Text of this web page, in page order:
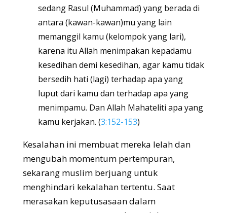
sedang Rasul (Muhammad) yang berada di
antara (kawan-kawan)mu yang lain
memanggil kamu (kelompok yang lari),
karena itu Allah menimpakan kepadamu
kesedihan demi kesedihan, agar kamu tidak
bersedih hati (lagi) terhadap apa yang
luput dari kamu dan terhadap apa yang
menimpamu. Dan Allah Mahateliti apa yang
kamu kerjakan. (3:152-153)
Kesalahan ini membuat mereka lelah dan
mengubah momentum pertempuran,
sekarang muslim berjuang untuk
menghindari kekalahan tertentu. Saat
merasakan keputusasaan dalam